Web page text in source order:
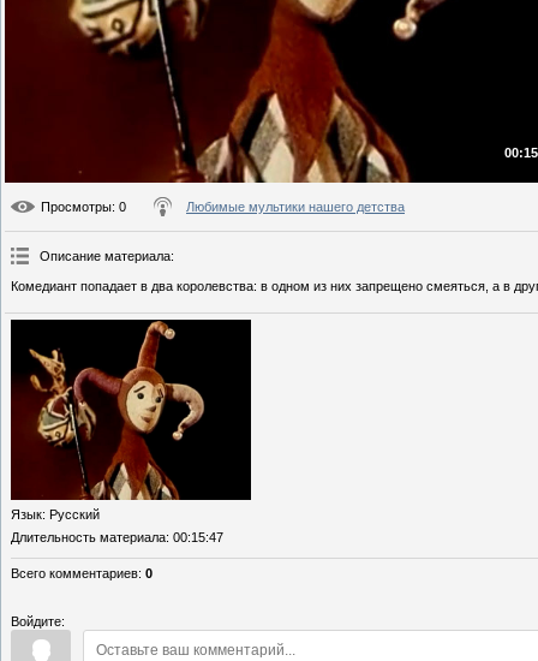
Просмотры: 0 Любимые мультики нашего детства
Описание материала:
Комедиант попадает в два королевства: в одном из них запрещено смеяться, а в
Язык: Русский
Длительность материала: 00:15:47
Всего комментариев: 0
Войдите: